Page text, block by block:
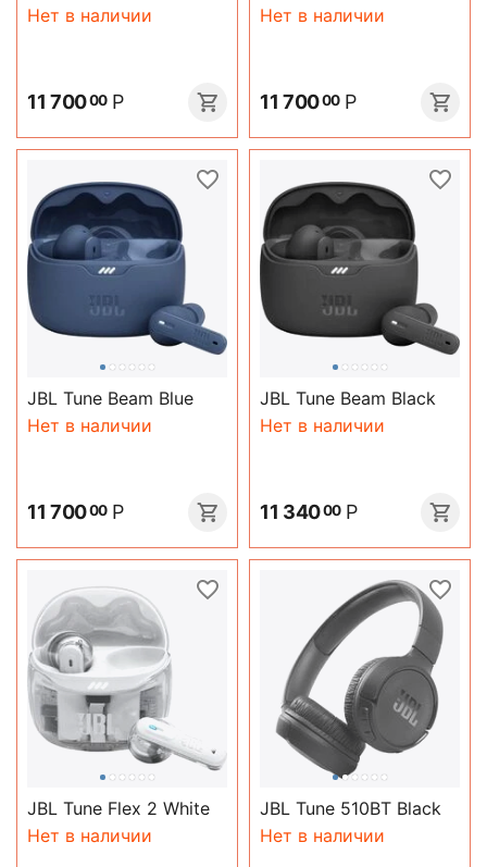
Нет в наличии
11 70000 Р
Нет в наличии
11 70000 Р
JBL Tune Beam Blue
Нет в наличии
11 70000 Р
JBL Tune Beam Black
Нет в наличии
11 34000 Р
JBL Tune Flex 2 White
Нет в наличии
JBL Tune 510BT Black
Нет в наличии